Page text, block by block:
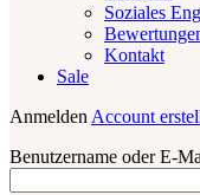
Soziales
Kontakt
Sale
Anmelden Account
Benutzername oder E-